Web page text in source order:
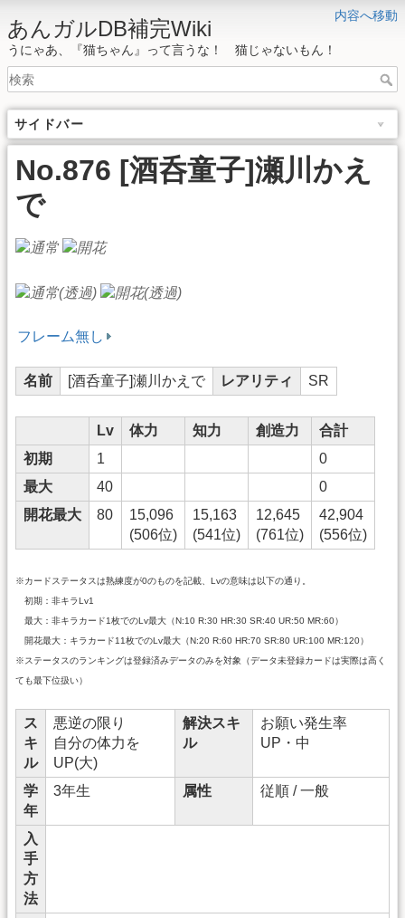
内容へ移動
あんガルDB補完Wiki
うにゃあ、『猫ちゃん』って言うな！ 猫じゃないもん！
サイドバー
No.876 [酒呑童子]瀬川かえ
で
フレーム無し
名前 [酒呑童子]瀬川かえで レアリティ SR
Lv 体力 知力 創造力
合計
初期
1
0
最大
40
0
開花最大
80
15,096
(506位)
15,163
(541位)
12,645
(761位)
42,904
(556位)
※カードステータスは熟練度が0のものを記載、Lvの意味は以下の通り。
初期：非キラLv1
最大：非キラカード1枚でのLv最大（N:10 R:30 HR:30 SR:40 UR:50 MR:60）
開花最大：キラカード11枚でのLv最大（N:20 R:60 HR:70 SR:80 UR:100 MR:120）
※ステータスのランキングは登録済みデータのみを対象（データ未登録カードは実際は高く
ても最下位扱い）
ス
キ
ル
悪逆の限り
自分の体力を
UP(大)
解決スキ
ル
お願い発生率
UP・中
学
年
3年生 属性 従順 / 一般
入
手
方
法